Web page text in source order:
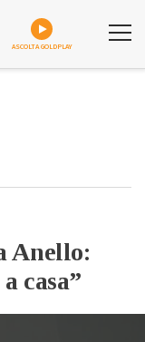
ASCOLTA GOLDPLAY
Anello:
casa”